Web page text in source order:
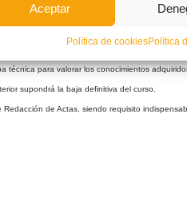
Aceptar
Política de cookiesPolítica
la asistencia al 75% de las clases de las que
técnica para valorar los conocimientos
supondrá la baja definitiva del curso.
de Actas, siendo requisito